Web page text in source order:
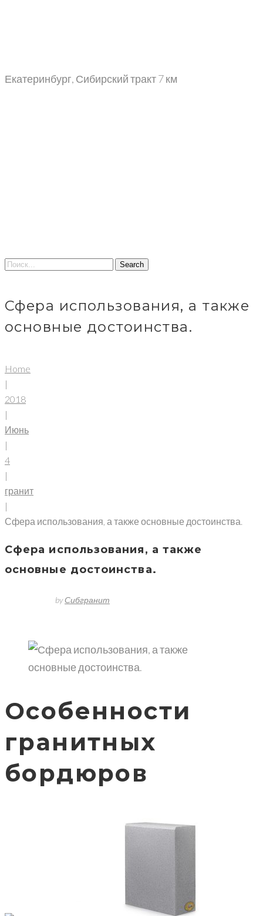
Екатеринбург, Сибирский тракт 7 км
Menu
Search
Сфера использования, а также
основные достоинства.
Home
|
2018
|
Июнь
|
4
|
гранит
|
Сфера использования, а также основные достоинства.
Сфера использования, а также
основные достоинства.
byСибгранит
Особенности
гранитных
бордюров